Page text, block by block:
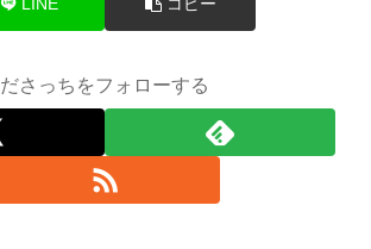
ださっちをフォローする